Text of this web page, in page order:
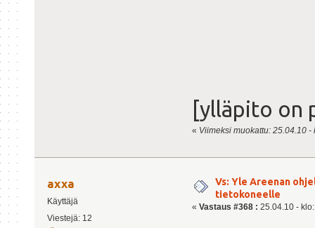
[ylläpito on
« Viimeksi muokattu: 25.04.10
axxa
Käyttäjä
Viestejä: 12
Vs: Yle Areenan
tietokoneelle
« Vastaus #368 : 25.04.10 -